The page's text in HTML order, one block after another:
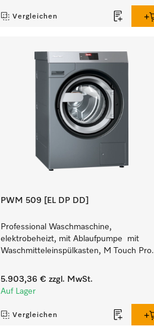
Vergleichen
PWM 509 [EL DP DD]
Professional Waschmaschine,
elektrobeheizt, mit Ablaufpumpe mit
Waschmitteleinspülkasten, M Touch Pro.
5.903,36 € zzgl. MwSt.
Auf Lager
Vergleichen